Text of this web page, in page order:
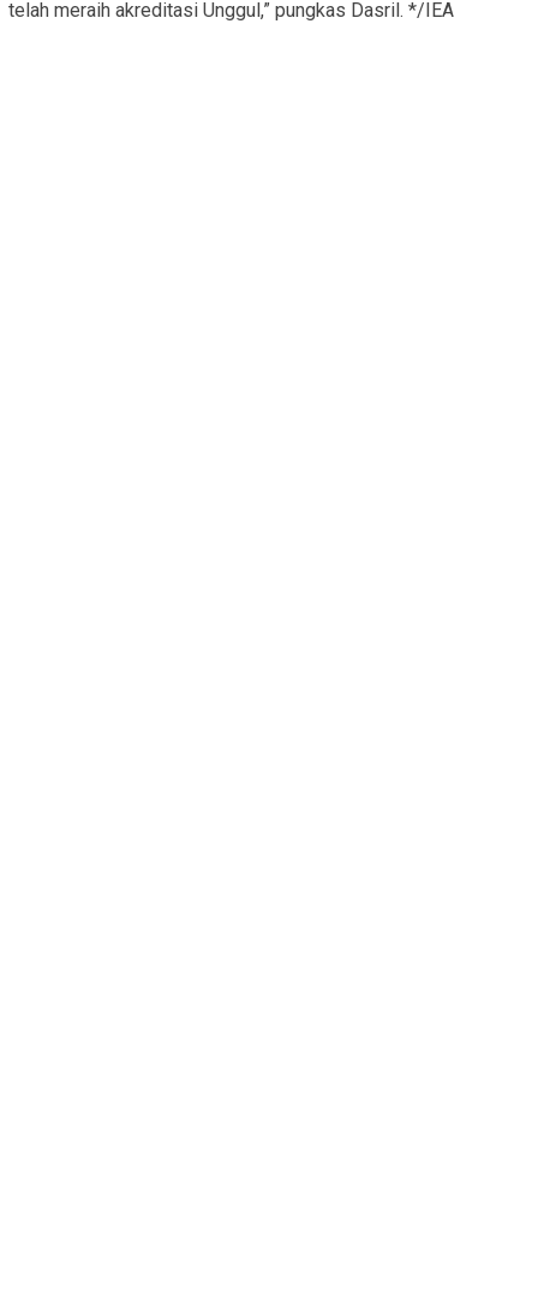
telah meraih akreditasi Unggul,” pungkas Dasril. */IEA